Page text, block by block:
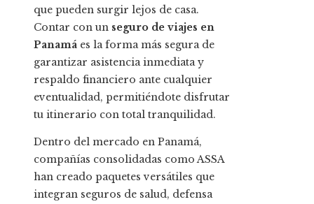
que pueden surgir lejos de casa.
Contar con un seguro de viajes en
Panamá es la forma más segura de
garantizar asistencia inmediata y
respaldo financiero ante cualquier
eventualidad, permitiéndote disfrutar
tu itinerario con total tranquilidad.
Dentro del mercado en Panamá,
compañías consolidadas como ASSA
han creado paquetes versátiles que
integran seguros de salud, defensa